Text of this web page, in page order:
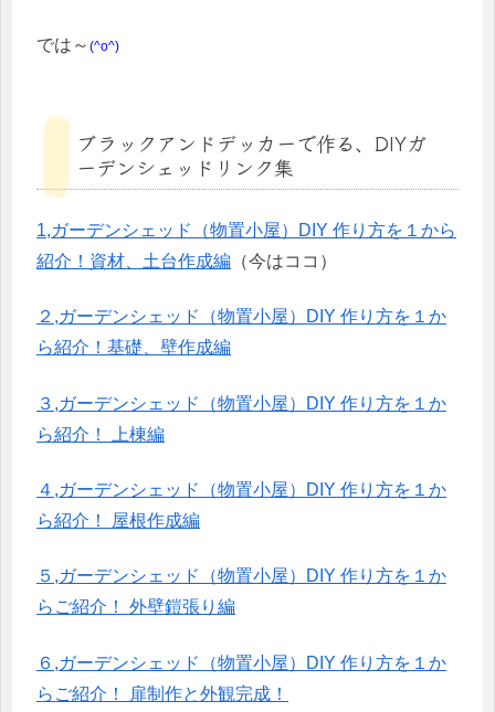
では～ (^o^)
ブラックアンドデッカーで作る、DIYガ
ーデンシェッドリンク集
1,ガーデンシェッド（物置小屋）DIY 作り方を１から
紹介！資材、土台作成編 （今はココ）
２,ガーデンシェッド（物置小屋）DIY 作り方を１か
ら紹介！基礎、壁作成編
３,ガーデンシェッド（物置小屋）DIY 作り方を１か
ら紹介！ 上棟編
４,ガーデンシェッド（物置小屋）DIY 作り方を１か
ら紹介！ 屋根作成編
５,ガーデンシェッド（物置小屋）DIY 作り方を１か
らご紹介！ 外壁鎧張り編
６,ガーデンシェッド（物置小屋）DIY 作り方を１か
らご紹介！ 扉制作と外観完成！